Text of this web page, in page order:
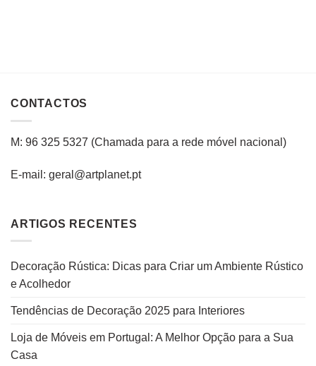
CONTACTOS
M: 96 325 5327 (Chamada para a rede móvel nacional )
E-mail: geral@artplanet.pt
ARTIGOS RECENTES
Decoração Rústica: Dicas para Criar um Ambiente Rústico
e Acolhedor
Tendências de Decoração 2025 para Interiores
Loja de Móveis em Portugal: A Melhor Opção para a Sua
Casa